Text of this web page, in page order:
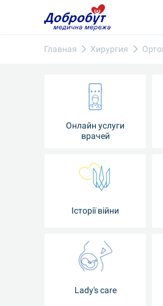
Главная Хирургия
Онлайн услуги
врачей
Iсторії війни
Lady's care